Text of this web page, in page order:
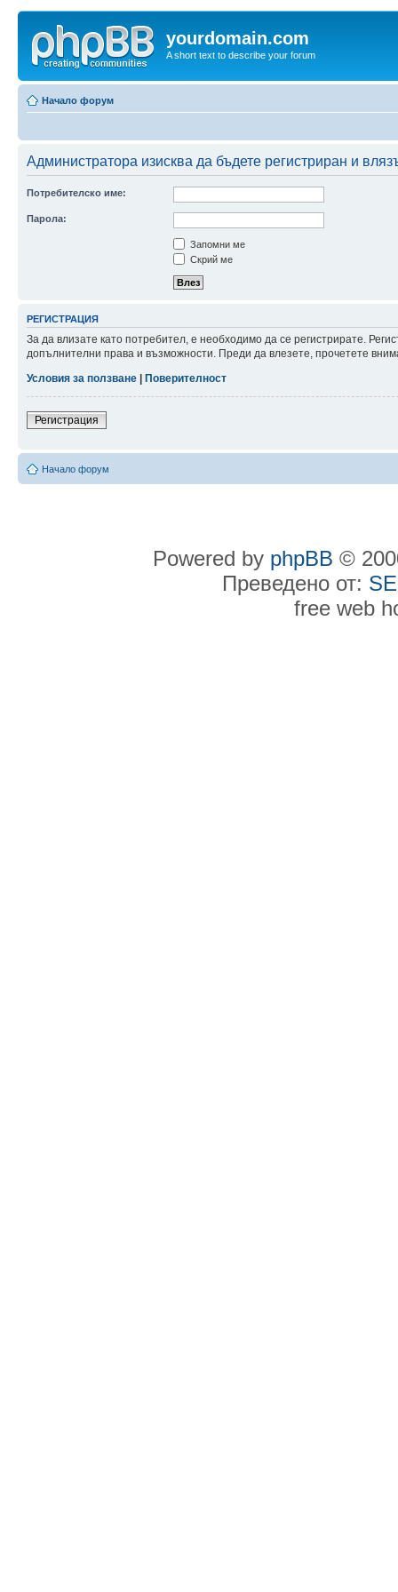
yourdomain.com
A short text to describe your forum
Начало форум
Администратора изисква да бъдете регистриран и
Потребителско име:
Парола:
Запомни ме
Скрий ме
РЕГИСТРАЦИЯ
За да влизате като потребител, е необходимо да се регистрирате.
допълнителни права и възможности. Преди да влезете, прочетете
Условия за ползване
Поверителност
Регистрация
Начало форум
Powered by phpBB ©
Преведено от:
free web